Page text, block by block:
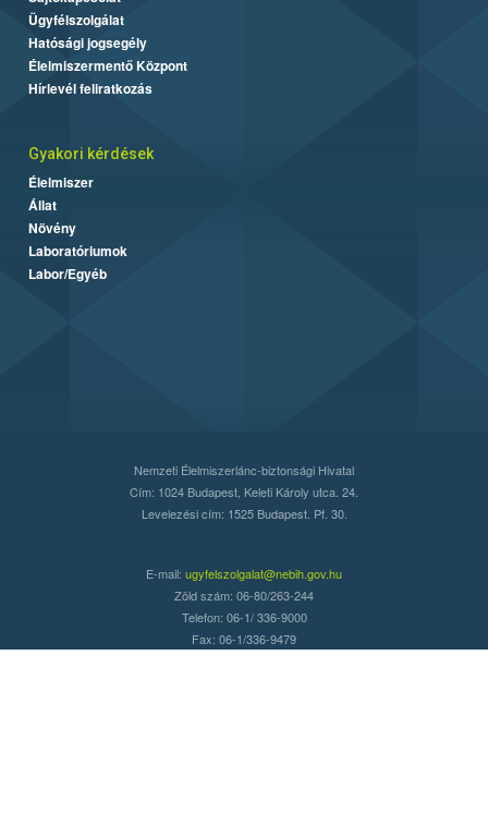
Ügyfélszolgálat
Hatósági jogsegély
Élelmiszermentő Központ
Hírlevél feliratkozás
Gyakori kérdések
Élelmiszer
Állat
Növény
Laboratóriumok
Labor/Egyéb
Nemzeti Élelmiszerlánc-biztonsági Hivatal
Cím: 1024 Budapest, Keleti Károly utca. 24.
Levelezési cím: 1525 Budapest. Pf. 30.
E-mail: ugyfelszolgalat@nebih.gov.hu
Zöld szám: 06-80/263-244
Telefon: 06-1/ 336-9000
Fax: 06-1/336-9479